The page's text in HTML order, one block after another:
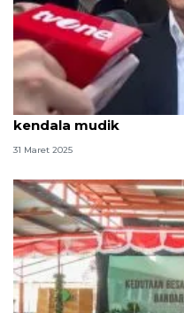
Menteri AHY siap
kendala mudik
31 Maret 2025